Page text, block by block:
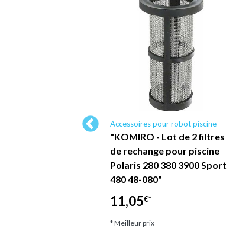
Accessoires pour robot piscine
"KOMIRO - Lot de 2 filtres
de rechange pour piscine
Polaris 280 380 3900 Sport
480 48-080"
11,05€*
* Meilleur prix